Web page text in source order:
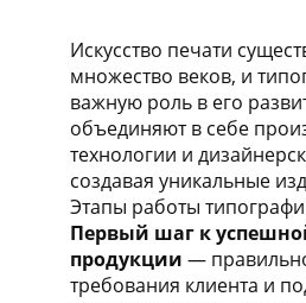
Искусство печати
множество веков, и
важную роль в его
объединяют в себе
технологии и
создавая уникальные
Этапы работы
Первый шаг к
продукции —
требования клиента и